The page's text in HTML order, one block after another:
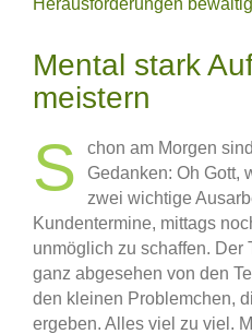
Mental stark
meistern
S
chon am Morgen
Gedanken: Oh Gott,
zwei wichtige
Kundentermine, mittags
unmöglich zu schaffen. Der
ganz abgesehen von den
den kleinen Problemchen,
ergeben. Alles viel zu viel.